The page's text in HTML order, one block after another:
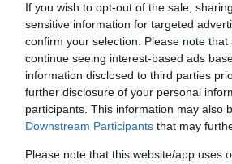
If you wish to opt-out of the sale,
sensitive information for targeted
confirm your selection. Please note
continue seeing interest-based ads
information disclosed to third parties
further disclosure of your personal
participants. This information may also
Downstream Participants that may
Please note that this website/app uses